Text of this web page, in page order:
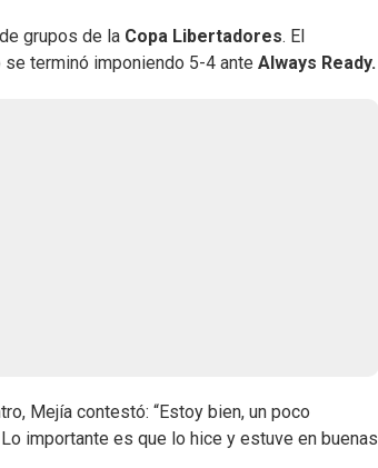
grupos de la Copa Libertadores. El
terminó imponiendo 5-4 ante Always Ready.
Mejía contestó: “Estoy bien, un poco
importante es que lo hice y estuve en buenas